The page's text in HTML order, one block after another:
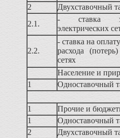
2
Двухставочный
2.1.
- ставка
электрических
2.2.
- ставка на
расхода
сетях
Население и
1
Одноставочный
1
Прочие и
1
Одноставочный
2
Двухставочный